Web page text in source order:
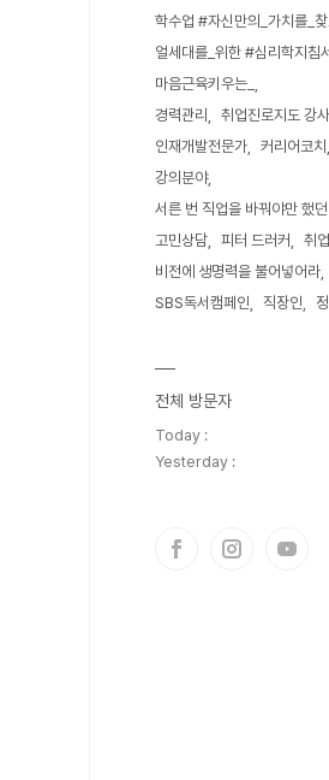
학수업 #자신만의_가치를_
얼세대를_위한 #심리학지침
마음근육키우는_
경력관리
취업진로지도 강사
인재개발전문가
커리어코치
강의분야
서른 번 직업을 바꿔야만 했
고민상담
피터 드러커 취
비전에 생명력을 불어넣어라
SBS독서캠페인
직장인
전체 방문자
Today :
Yesterday :